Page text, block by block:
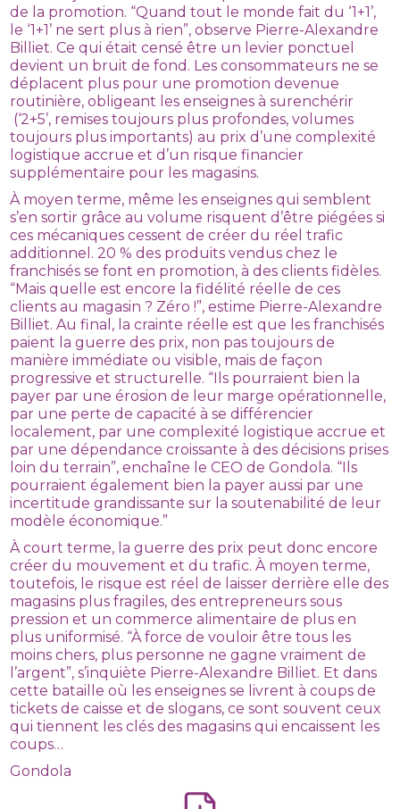
de la promotion. “Quand tout le monde fait du ‘1+1’,
le ‘1+1’ ne sert plus à rien”, observe Pierre-Alexandre
Billiet. Ce qui était censé être un levier ponctuel
devient un bruit de fond. Les consommateurs ne se
déplacent plus pour une promotion devenue
routinière, obligeant les enseignes à surenchérir
(‘2+5’, remises toujours plus profondes, volumes
toujours plus importants) au prix d’une complexité
logistique accrue et d’un risque financier
supplémentaire pour les magasins.
À moyen terme, même les enseignes qui semblent
s’en sortir grâce au volume risquent d’être piégées si
ces mécaniques cessent de créer du réel trafic
additionnel. 20 % des produits vendus chez le
franchisés se font en promotion, à des clients fidèles.
“Mais quelle est encore la fidélité réelle de ces
clients au magasin ? Zéro !”, estime Pierre-Alexandre
Billiet. Au final, la crainte réelle est que les franchisés
paient la guerre des prix, non pas toujours de
manière immédiate ou visible, mais de façon
progressive et structurelle. “Ils pourraient bien la
payer par une érosion de leur marge opérationnelle,
par une perte de capacité à se différencier
localement, par une complexité logistique accrue et
par une dépendance croissante à des décisions prises
loin du terrain”, enchaîne le CEO de Gondola. “Ils
pourraient également bien la payer aussi par une
incertitude grandissante sur la soutenabilité de leur
modèle économique.”
À court terme, la guerre des prix peut donc encore
créer du mouvement et du trafic. À moyen terme,
toutefois, le risque est réel de laisser derrière elle des
magasins plus fragiles, des entrepreneurs sous
pression et un commerce alimentaire de plus en
plus uniformisé. “À force de vouloir être tous les
moins chers, plus personne ne gagne vraiment de
l’argent”, s’inquiète Pierre-Alexandre Billiet. Et dans
cette bataille où les enseignes se livrent à coups de
tickets de caisse et de slogans, ce sont souvent ceux
qui tiennent les clés des magasins qui encaissent les
coups…
Gondola